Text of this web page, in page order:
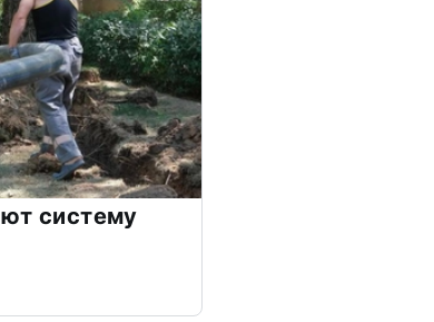
систему